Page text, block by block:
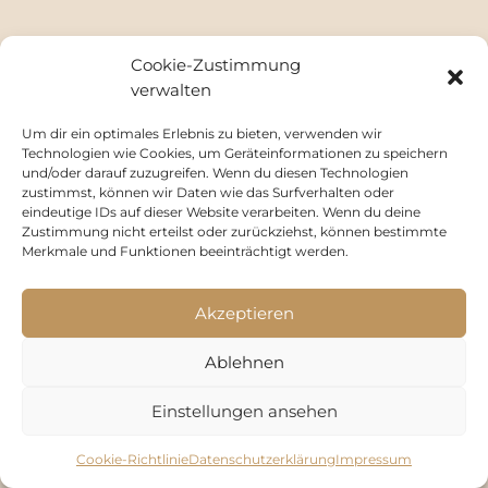
Cookie-Zustimmung
verwalten
Um dir ein optimales Erlebnis zu bieten, verwenden wir
Technologien wie Cookies, um Geräteinformationen zu speichern
und/oder darauf zuzugreifen. Wenn du diesen Technologien
zustimmst, können wir Daten wie das Surfverhalten oder
eindeutige IDs auf dieser Website verarbeiten. Wenn du deine
Zustimmung nicht erteilst oder zurückziehst, können bestimmte
Merkmale und Funktionen beeinträchtigt werden.
Akzeptieren
Ablehnen
Einstellungen ansehen
Cookie-RichtlinieDatenschutzerklärungImpressum
Impressum